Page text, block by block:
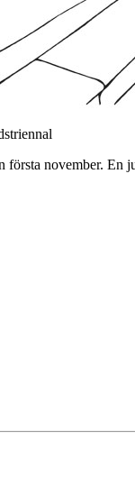
första november. En